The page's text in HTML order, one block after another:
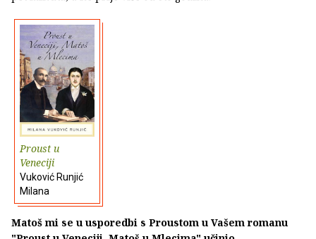
Proust u
Veneciji
Vuković Runjić
Milana
Matoš mi se u usporedbi s Proustom u Vašem romanu